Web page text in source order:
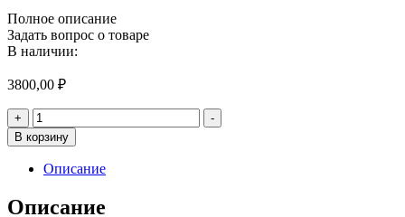
Полное описание
Задать вопрос о товаре
В наличии:
3800,00 ₽
+
Количество
товара
МОНО
ЛИНЗА
ВАЗ
-
В корзину
Описание
Описание